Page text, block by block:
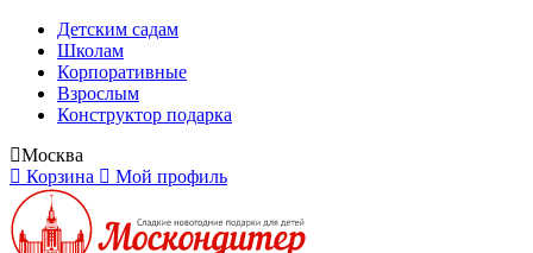
Детским садам
Школам
Корпоративные
Взрослым
Конструктор подарка
Москва
Корзина
Мой профиль